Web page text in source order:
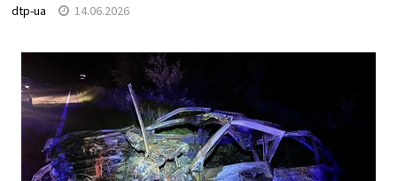
dtp-ua 14.06.2026